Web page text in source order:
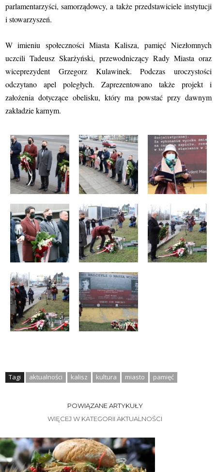
parlamentarzyści, samorządowcy, a także przedstawiciele instytucji
i stowarzyszeń.
W imieniu społeczności Miasta Kalisza, pamięć Niezłomnych
uczcili Tadeusz Skarżyński, przewodniczący Rady Miasta oraz
wiceprezydent Grzegorz Kulawinek.Podczas uroczystości
odczytano apel poległych. Zaprezentowano także projekt i
założenia dotyczące obelisku, który ma powstać przy dawnym
zakładzie karnym.
Tagi aktualności kalisz kultura miasto pamięć
POWIĄZANE ARTYKUŁY
WIĘCEJ W KATEGORII AKTUALNOŚCI